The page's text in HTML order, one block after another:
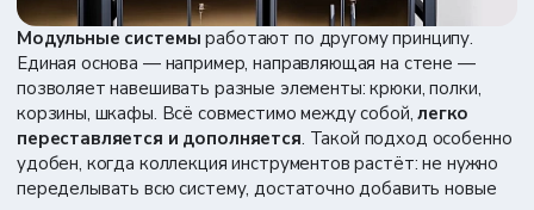
Модульные системыработают по другому принципу.
Единая основа — например, направляющая на стене —
позволяет навешивать разные элементы: крюки, полки,
корзины, шкафы. Всё совместимо между собой,легко
переставляется и дополняется. Такой подход особенно
удобен, когда коллекция инструментов растёт: не нужно
переделывать всю систему, достаточно добавить новые